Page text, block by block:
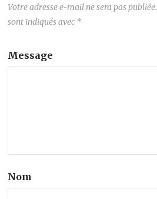
Votre adresse e-mail ne sera pas publiée.
sont indiqués avec *
Message
Nom